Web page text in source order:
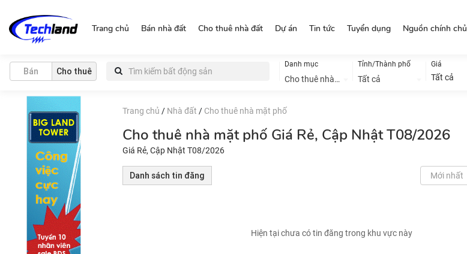
Trang chủ Bán nhà đất Cho thuê nhà đất Dự án Tin tức Tuyển dụng Nguồn chính chủ
Bán Cho thuê
Danh mục
Cho thuê nhà đất
Tỉnh/Thành phố
Tất cả
Giá
Tất cả
Trang chủ / Nhà đất / Cho thuê nhà mặt phố
Cho thuê nhà mặt phố Giá Rẻ, Cập Nhật T08/2026
Giá Rẻ, Cập Nhật T08/2026
Danh sách tin đăng Mới nhất
Hiện tại chưa có tin đăng trong khu vực này